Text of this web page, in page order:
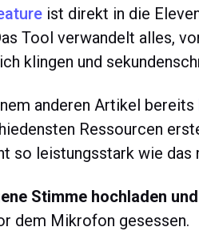
ist direkt in die
Tool verwandelt alles,
klingen und
anderen Artikel bereits
Ressourcen
so leistungsstark wie das
Stimme hochladen
dem Mikrofon gesessen.